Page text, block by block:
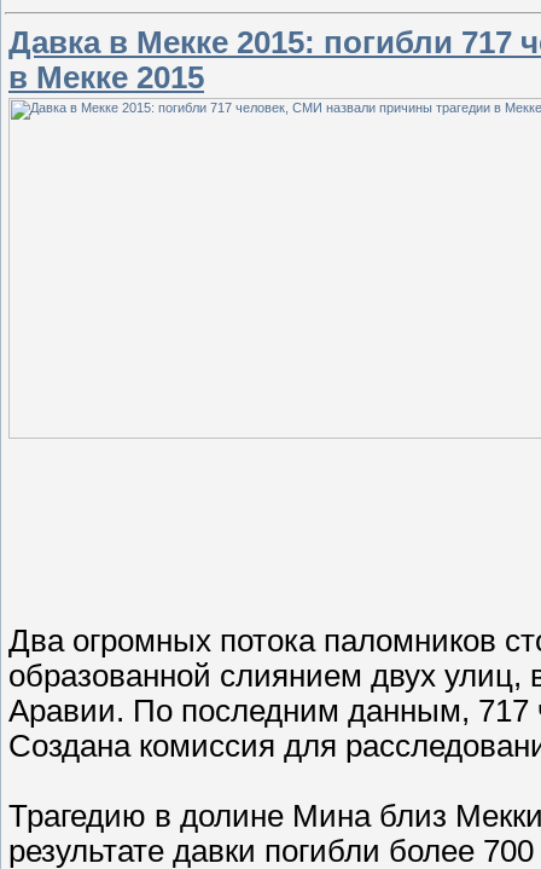
Давка в Мекке 2015: погибли
в Мекке 2015
Два огромных потока паломников
образованной слиянием двух
Аравии. По последним данным, 717
Создана комиссия для
Трагедию в долине Мина близ
результате давки погибли более